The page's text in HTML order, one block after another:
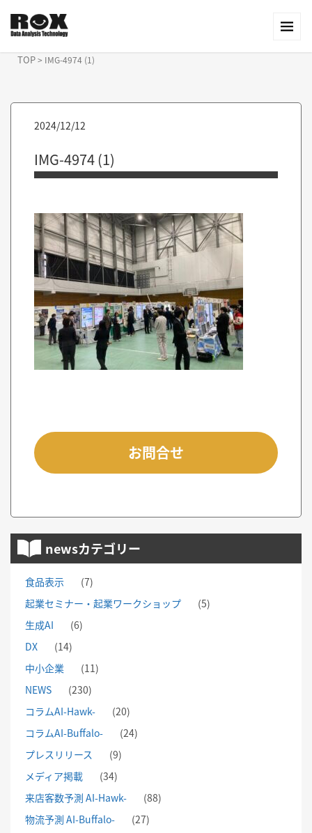
TOP> IMG-4974 (1)
2024/12/12
IMG-4974 (1)
お問合せ
newsカテゴリー
食品表示
(7)
起業セミナー・起業ワークショップ
(5)
生成AI
(6)
DX
(14)
中小企業
(11)
NEWS
(230)
コラムAI-Hawk-
(20)
コラムAI-Buffalo-
(24)
プレスリリース
(9)
メディア掲載
(34)
来店客数予測 AI-Hawk-
(88)
物流予測 AI-Buffalo-
(27)